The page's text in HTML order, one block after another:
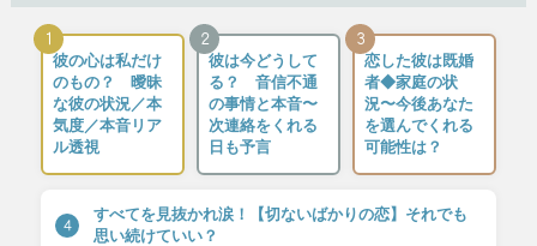
1
彼の心は私だけ
のもの？ 曖昧
な彼の状況／本
気度／本音リア
ル透視
2
彼は今どうして
る？ 音信不通
の事情と本音〜
次連絡をくれる
日も予言
3
恋した彼は既婚
者◆家庭の状
況〜今後あなた
を選んでくれる
可能性は？
4
すべてを見抜かれ涙！【切ないばかりの恋】それでも
思い続けていい？